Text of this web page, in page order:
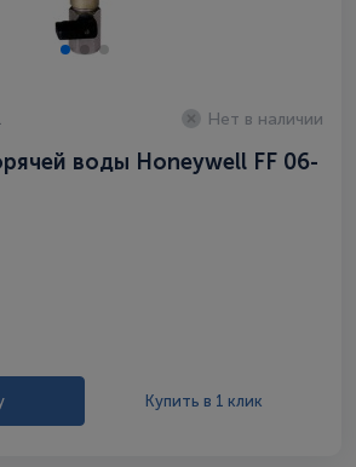
Нет в наличии
воды Honeywell FF 06-
Купить в 1 клик